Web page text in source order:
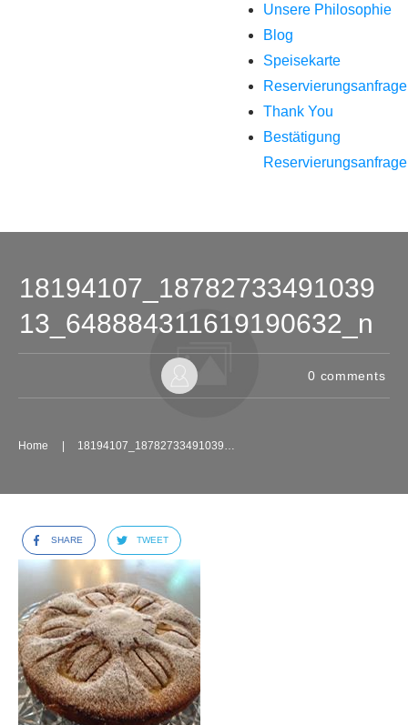
Unsere Philosophie
Blog
Speisekarte
Reservierungsanfrage
Thank You
Bestätigung
Reservierungsanfrage
18194107_18782733491039
13_648884311619190632_n
0 comments
Home 18194107_1878273349103913_648884311619190632_n
SHARE TWEET